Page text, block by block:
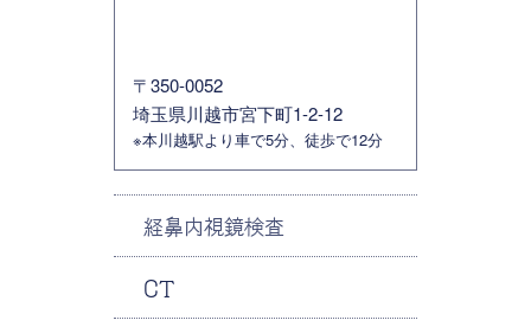
〒350-0052
埼玉県川越市宮下町1-2-12
※本川越駅より車で5分、徒歩で12分
経鼻内視鏡検査
CT